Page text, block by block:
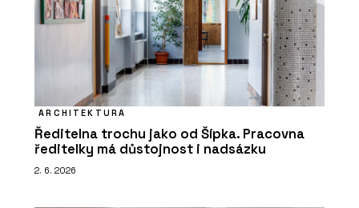
ARCHITEKTURA
Ředitelna trochu jako od Šípka. Pracovna
ředitelky má důstojnost i nadsázku
2. 6. 2026